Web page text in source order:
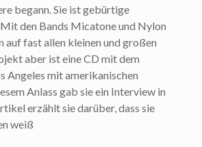
begann. Sie ist gebürtige
den Bands Micatone und Nylon
auf fast allen kleinen und großen
aber ist eine CD mit dem
Angeles mit amerikanischen
Anlass gab sie ein Interview in
erzählt sie darüber, dass sie
weiß